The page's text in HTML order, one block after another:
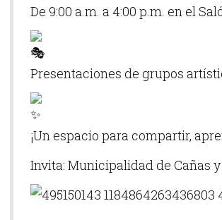
De 9:00 a.m. a 4:00 p.m. en el
Presentaciones de grupos
¡Un espacio para compartir,
Invita: Municipalidad de Cañas y